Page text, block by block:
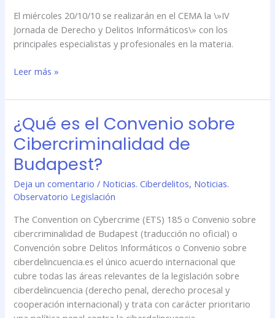
El miércoles 20/10/10 se realizarán en el CEMA la \»IV
Jornada de Derecho y Delitos Informáticos\» con los
principales especialistas y profesionales en la materia.
Leer más »
¿Qué es el Convenio sobre
Cibercriminalidad de
Budapest?
Deja un comentario / Noticias. Ciberdelitos, Noticias.
Observatorio Legislación
The Convention on Cybercrime (ETS) 185 o Convenio sobre
cibercriminalidad de Budapest (traducción no oficial) o
Convención sobre Delitos Informáticos o Convenio sobre
ciberdelincuencia.es el único acuerdo internacional que
cubre todas las áreas relevantes de la legislación sobre
ciberdelincuencia (derecho penal, derecho procesal y
cooperación internacional) y trata con carácter prioritario
¿Qué
es
el
Convenio
Cibercriminalidad
de
Budapest?